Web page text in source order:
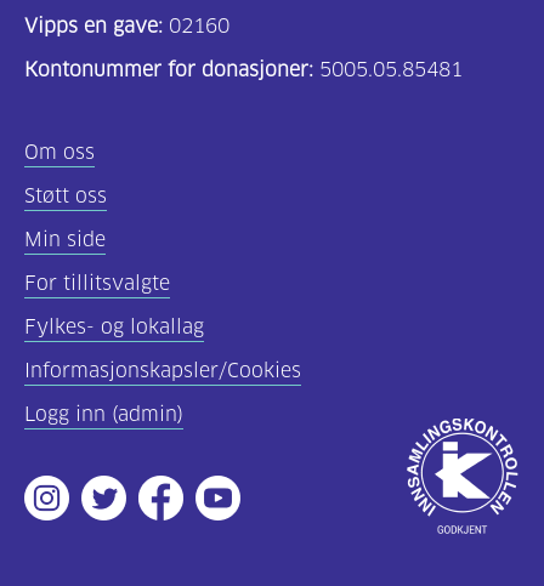
helsepersonell
(157)
innhold
(59)
Diabetes
type
1
(43)
Diabetes
2
Vipps en gave: 02160
Kontonummer for donasjoner: 5005.05.85481
Om oss
Støtt oss
Min side
For tillitsvalgte
Fylkes- og lokallag
Informasjonskapsler/Cookies
Logg inn (admin)
Instagram
TwitterFacebookYoutube
Godkjent
av